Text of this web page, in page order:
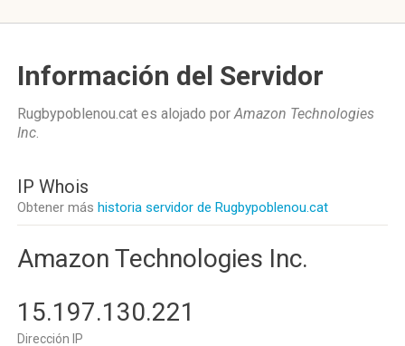
Información del Servidor
Rugbypoblenou.cat es alojado porAmazon Technologies
Inc.
IP Whois
Obtener más historia servidor de Rugbypoblenou.cat
Amazon Technologies Inc.
15.197.130.221
Dirección IP